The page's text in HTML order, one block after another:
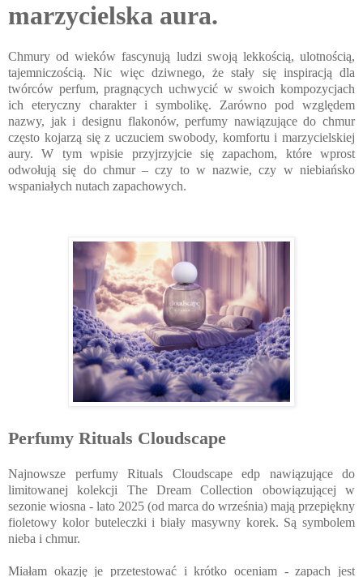
marzycielska aura.
Chmury od wieków fascynują ludzi swoją lekkością, ulotnością,
tajemniczością. Nic więc dziwnego, że stały się inspiracją dla
twórców perfum, pragnących uchwycić w swoich kompozycjach
ich eteryczny charakter i symbolikę. Zarówno pod względem
nazwy, jak i designu flakonów, perfumy nawiązujące do chmur
często kojarzą się z uczuciem swobody, komfortu i marzycielskiej
aury. W tym wpisie przyjrzyjcie się zapachom, które wprost
odwołują się do chmur – czy to w nazwie, czy w niebiańsko
wspaniałych nutach zapachowych.
Perfumy Rituals Cloudscape
Najnowsze perfumy Rituals Cloudscape edp nawiązujące do
limitowanej kolekcji The Dream Collection obowiązującej w
sezonie wiosna - lato 2025 (od marca do września) mają przepiękny
fioletowy kolor buteleczki i biały masywny korek. Są symbolem
nieba i chmur.
Miałam okazję je przetestować i krótko oceniam - zapach jest